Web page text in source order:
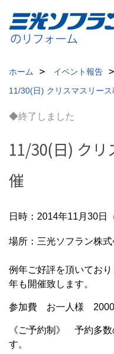
ホーム
イベント報告
11/30(日) クリスマスリー
◆終了しました
11/30(日) クリ
催
日時：2014年11月30日
場所：三光ソフラン株
例年ご好評を頂いてお
年も開催致します。
参加費 お一人様 2000
《ご予約制》 予約多
す。